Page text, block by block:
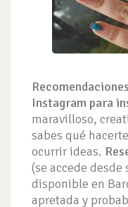
Instagram para
maravilloso,
sabes qué
ocurrir ideas.
(se accede
disponible en
apretada y